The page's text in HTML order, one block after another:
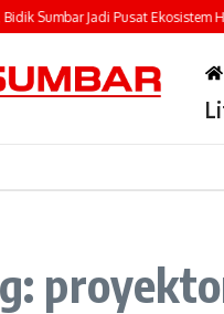
Sumbar Jadi Pusat Ekosistem